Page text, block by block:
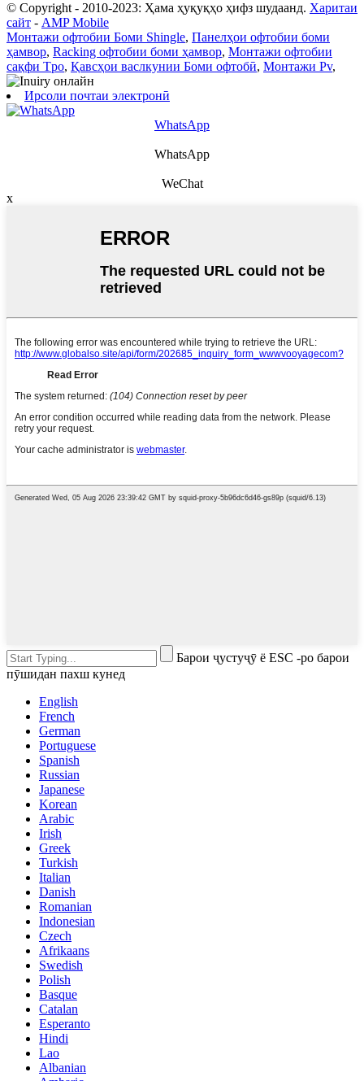
© Copyright - 2010-2023: Ҳама ҳуқуқҳо ҳифз шудаанд. Харитаи
сайт - AMP Mobile
Монтажи офтобии Боми Shingle, Панелҳои офтобии боми
ҳамвор, Racking офтобии боми ҳамвор, Монтажи офтобии
сақфи Tpo, Қавсҳои васлкунии Боми офтобӣ, Монтажи Pv,
Ирсоли почтаи электронӣ
WhatsApp
WhatsApp
WeChat
x
Барои ҷустуҷӯ ё ESC -ро барои
пӯшидан пахш кунед
English
French
German
Portuguese
Spanish
Russian
Japanese
Korean
Arabic
Irish
Greek
Turkish
Italian
Danish
Romanian
Indonesian
Czech
Afrikaans
Swedish
Polish
Basque
Catalan
Esperanto
Hindi
Lao
Albanian